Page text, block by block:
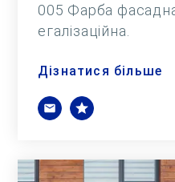
005 Фарба
егалізаційна.
Дізнатися більше